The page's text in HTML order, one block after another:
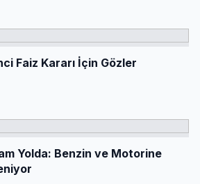
Faiz Kararı İçin Gözler
Yolda: Benzin ve Motorine